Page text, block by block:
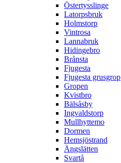
Östertysslinge
Latorpsbruk
Holmstorp
Vintrosa
Lannabruk
Hidingebro
Brånsta
Fjugesta
Fjugesta grusgrop
Gropen
Kvistbro
Bälsåsby
Ingvaldstorp
Mullhyttemo
Dormen
Hemsjöstrand
Ängslätten
Svartå